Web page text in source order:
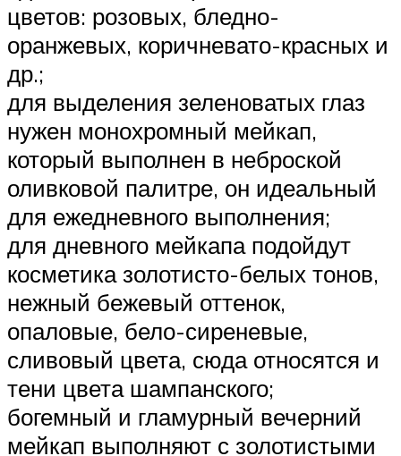
цветов: розовых, бледно-
оранжевых, коричневато-красных и
др.;
для выделения зеленоватых глаз
нужен монохромный мейкап,
который выполнен в неброской
оливковой палитре, он идеальный
для ежедневного выполнения;
для дневного мейкапа подойдут
косметика золотисто-белых тонов,
нежный бежевый оттенок,
опаловые, бело-сиреневые,
сливовый цвета, сюда относятся и
тени цвета шампанского;
богемный и гламурный вечерний
мейкап выполняют с золотистыми